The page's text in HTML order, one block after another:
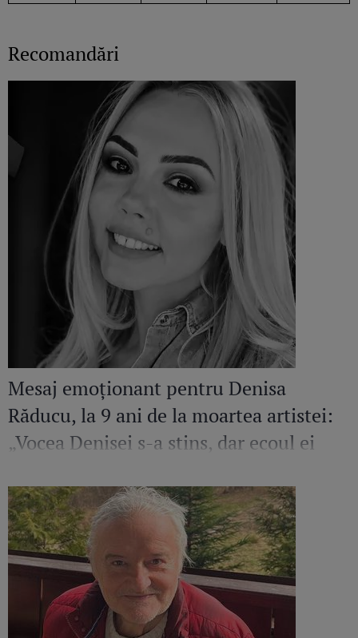
Recomandări
Mesaj emoționant pentru Denisa
Răducu, la 9 ani de la moartea artistei:
„Vocea Denisei s-a stins, dar ecoul ei